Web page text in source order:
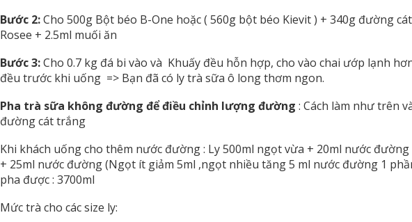
Bước 2:Cho 500g Bột béo B-One hoặc ( 560g bột béo Kievit ) + 340g đường
Rosee + 2.5ml muối ăn
Bước 3:Cho 0.7 kg đá bi vào và Khuấy đều hỗn hợp, cho vào chai ướp lạnh
đều trước khi uống => Bạn đã có ly trà sữa ô long thơm ngon.
Pha trà sữa không đường để điều chỉnh lượng đường : Cách làm như trên
đường cát trắng
Khi khách uống cho thêm nước đường : Ly 500ml ngọt vừa + 20ml nước
+ 25ml nước đường (Ngọt ít giảm 5ml ,ngọt nhiều tăng 5 ml nước đường 1
pha được : 3700ml
Mức trà cho các size ly: